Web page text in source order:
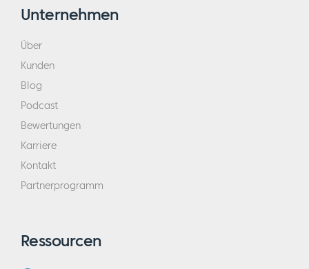
Unternehmen
Über
Kunden
Blog
Podcast
Bewertungen
Karriere
Kontakt
Partnerprogramm
Ressourcen